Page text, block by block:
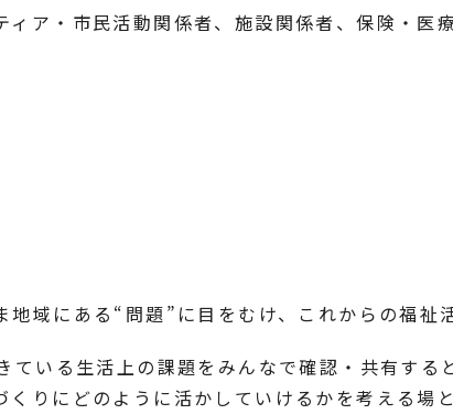
ア・市民活動関係者、施設関係者、保険・医
域にある“問題”に目をむけ、これからの福祉
いる生活上の課題をみんなで確認・共有する
りにどのように活かしていけるかを考える場と